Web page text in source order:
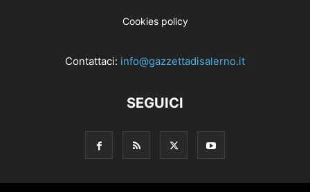
Cookies policy
Contattaci: info@gazzettadisalerno.it
SEGUICI